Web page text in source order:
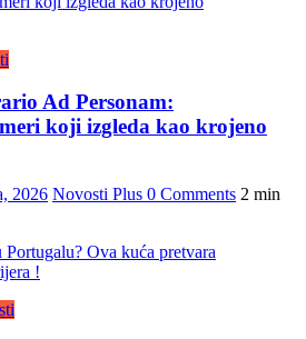
Ad Personam:
koji izgleda kao krojeno
2026 Novosti Plus 0 Comments 2 min